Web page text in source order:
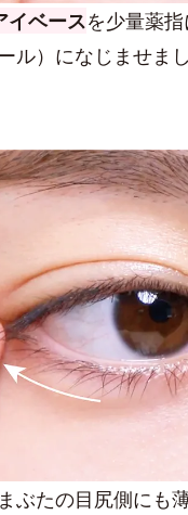
イベースを少量薬
ル）になじませまし
ぶたの目尻側にも